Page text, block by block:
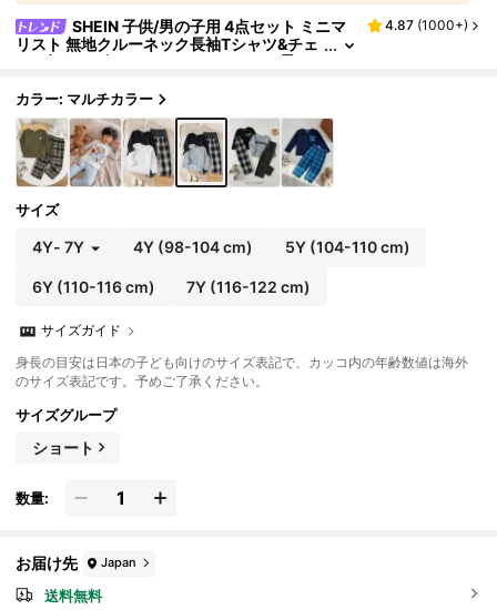
SHEIN 子供/男の子用 4点セット ミニマ
リスト 無地クルーネック長袖Tシャツ&チェ
ック柄ルーズパンツパジャマセット、柔ら
ーズン使用可
4.87 (1000+)
カラー: マルチカラー
サイズ
4Y- 7Y 4Y (98-104 cm) 5Y (104-110 cm)
6Y(110-116 cm) 7Y (116-122 cm)
サイズガイド
身長の目安は日本の子ども向けのサイズ表記で、カッコ内の年齢数値は海外
のサイズ表記です。予めご了承ください。
サイズグループ
ショート
数量:
お届け先 Japan
送料無料